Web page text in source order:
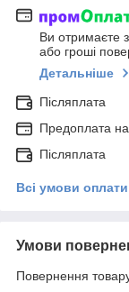
Ви отримаєте
або гроші
Детальніше
Післяплата
Предоплата
Післяплата
Всі умови оплати
Умови
Повернення